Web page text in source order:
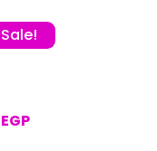
Sale!
price was: 55,00 EGP.
EGP
Current price is: